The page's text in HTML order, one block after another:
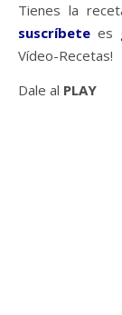
Tienes la
suscríbetees
Vídeo-Recetas!
Dale al PLAY